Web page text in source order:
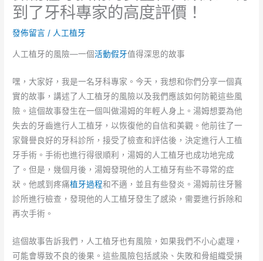
到了牙科專家的高度評價！
發佈留言 / 人工植牙
人工植牙的風險—一個活動假牙值得深思的故事
嘿，大家好，我是一名牙科專家。今天，我想和你們分享一個真
實的故事，講述了人工植牙的風險以及我們應該如何防範這些風
險。這個故事發生在一個叫做湯姆的年輕人身上。湯姆想要為他
失去的牙齒進行人工植牙，以恢復他的自信和美觀。他前往了一
家聲譽良好的牙科診所，接受了檢查和評估後，決定進行人工植
牙手術。手術也進行得很順利，湯姆的人工植牙也成功地完成
了。但是，幾個月後，湯姆發現他的人工植牙有些不尋常的症
狀。他感到疼痛植牙過程和不適，並且有些發炎。湯姆前往牙醫
診所進行檢查，發現他的人工植牙發生了感染，需要進行拆除和
再次手術。
這個故事告訴我們，人工植牙也有風險，如果我們不小心處理，
可能會導致不良的後果。這些風險包括感染、失敗和骨組織受損